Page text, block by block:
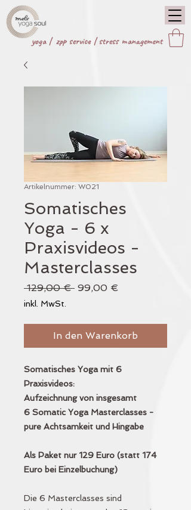
yoga | zpp service|stress management
Artikelnummer: W021
Somatisches
Yoga - 6 x
Praxisvideos -
Masterclasses
129,00 € Standardpreis
99,00 €
inkl. MwSt.
In den Warenkorb
Somatisches Yoga mit 6
Praxisvideos:
Aufzeichnung von insgesamt
6 Somatic Yoga Masterclasses -
pure Achtsamkeit und Hingabe
Als Paket nur 129 Euro (statt 174
Euro bei Einzelbuchung)
Die 6 Masterclasses sind